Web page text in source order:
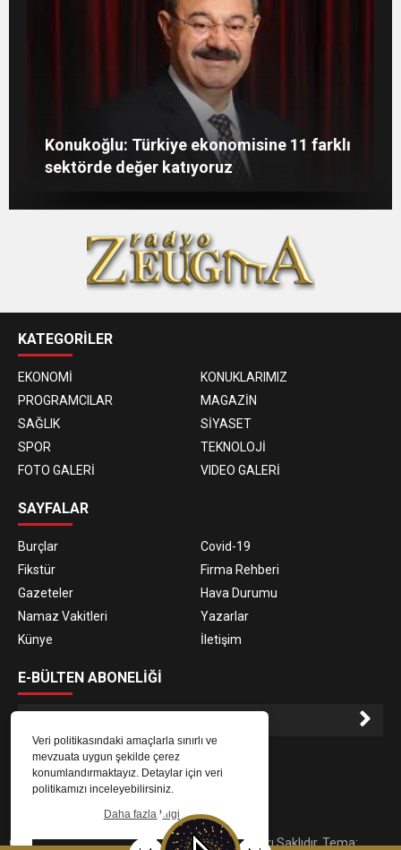
Veri politikasındaki amaçlarla sınırlı ve
mevzuata uygun şekilde çerez
konumlandırmaktayız. Detaylar için veri
politikamızı inceleyebilirsiniz.
Daha fazla bilgi
Havuz hijyeninin de büyük önem taşır
Konukoğlu: Türkiye ekonomisine 11 farklı
sektörde değer katıyoruz
Gaziantep’te öğretmenler günü çiçeklerle
GAÜN’de gri kod tatbikatı gerçeği
aratmadı
KATEGORİLER
EKONOMİ
KONUKLARIMIZ
PROGRAMCILAR
MAGAZİN
SAĞLIK
SİYASET
SPOR
TEKNOLOJİ
FOTO GALERİ
VIDEO GALERİ
SAYFALAR
Burçlar
Covid-19
Fikstür
Firma Rehberi
Gazeteler
Hava Durumu
Namaz Vakitleri
Yazarlar
Künye
İletişim
E-BÜLTEN ABONELİĞİ
E-Bülten aboneliği ile haberlere daha hızlı erişin.
© 2023Gaziantep Radyo Zeugma. Tüm Hakları Saklıdır. Tema: